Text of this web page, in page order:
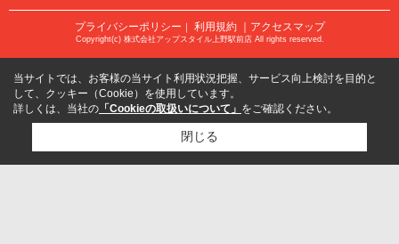
プライバシーポリシー ｜ 利用規約 ｜アクセスマップ
Copyright(c) 株式会社アップスタイル上野駅前店 All rights reserved.
当サイトでは、お客様の当サイト利用状況把握、サービス向上検討を目的と
して、クッキー（Cookie）を使用しています。
詳しくは、当社の 「Cookieの取扱いについて」 をご確認ください。
閉じる